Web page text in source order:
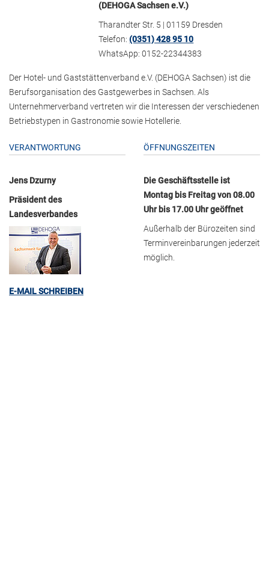
(DEHOGA Sachsen e.V.)
Tharandter Str. 5 | 01159 Dresden
Telefon:(0351) 428 95 10
WhatsApp: 0152-22344383
Der Hotel- und Gaststättenverband e.V. (DEHOGA Sachsen) ist die
Berufsorganisation des Gastgewerbes in Sachsen. Als
Unternehmerverband vertreten wir die Interessen der verschiedenen
Betriebstypen in Gastronomie sowie Hotellerie.
VERANTWORTUNG
Jens Dzurny
Präsident des
Landesverbandes
E-MAIL SCHREIBEN
ÖFFNUNGSZEITEN
Die Geschäftsstelle ist
Montag bis Freitag von 08.00
Uhr bis 17.00 Uhr geöffnet
Außerhalb der Bürozeiten sind
Terminvereinbarungen jederzeit
möglich.